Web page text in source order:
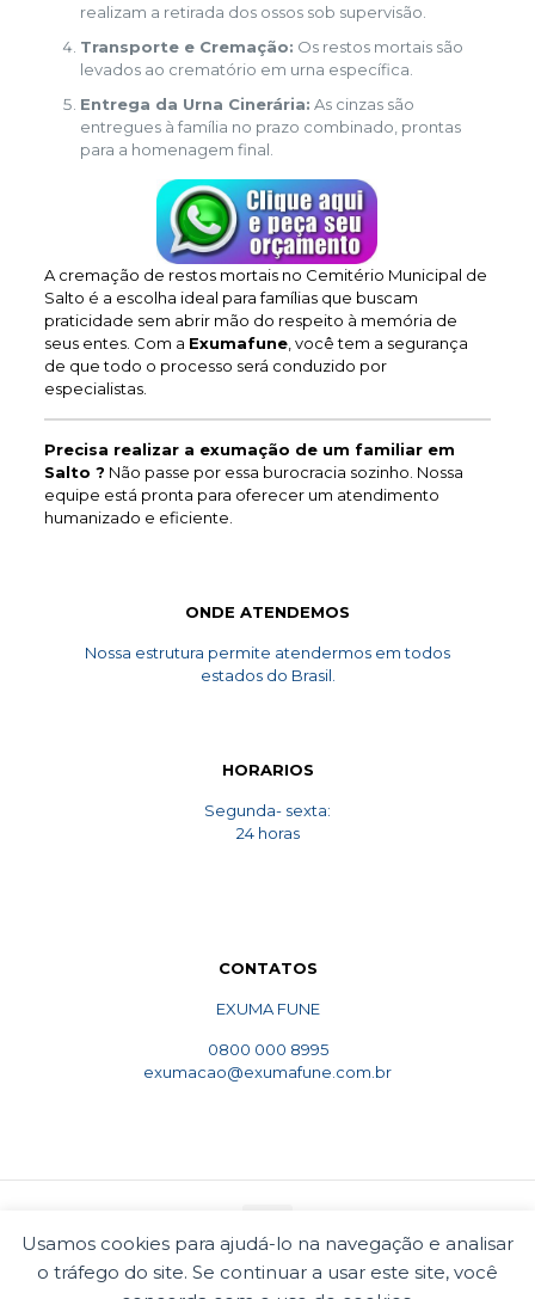
Usamos cookies para ajudá-lo na navegação e analisar
o tráfego do site. Se continuar a usar este site, você
realizam a retirada dos ossos sob supervisão.
Transporte e Cremação: Os restos mortais são
levados ao crematório em urna específica.
Entrega da Urna Cinerária: As cinzas são
entregues à família no prazo combinado, prontas
para a homenagem final.
A cremação de restos mortais no Cemitério Municipal de
Salto é a escolha ideal para famílias que buscam
praticidade sem abrir mão do respeito à memória de
seus entes. Com a Exumafune, você tem a segurança
de que todo o processo será conduzido por
especialistas.
Precisa realizar a exumação de um familiar em
Salto ? Não passe por essa burocracia sozinho. Nossa
equipe está pronta para oferecer um atendimento
humanizado e eficiente.
ONDE ATENDEMOS
Nossa estrutura permite atendermos em todos
estados do Brasil.
HORARIOS
Segunda- sexta:
24 horas
CONTATOS
EXUMA FUNE
0800 000 8995
exumacao@exumafune.com.br
© 2010 Exumafune. Todos direitos reservados- Ligue